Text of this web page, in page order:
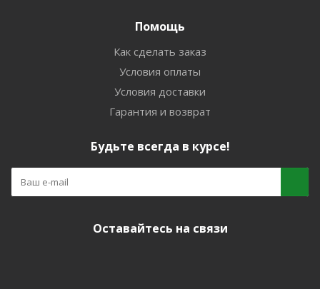
Помощь
Как сделать заказ
Условия оплаты
Условия доставки
Гарантия и возврат
Будьте всегда в курсе!
Оставайтесь на связи